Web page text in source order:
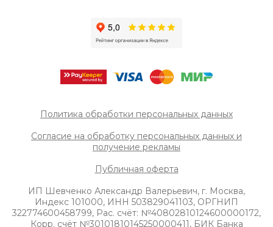
Политика обработки персональных данных
Согласие на обработку персональных данных и
получение рекламы
Публичная оферта
ИП Шевченко Александр Валерьевич, г. Москва,
Индекс 101000, ИНН 503829041103, ОРГНИП
322774600458799, Рас. счёт: №40802810124600000172,
Корр. счёт №30101810145250000411, БИК Банка